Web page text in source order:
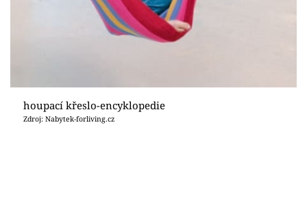
houpací křeslo-encyklopedie
Zdroj: Nabytek-forliving.cz